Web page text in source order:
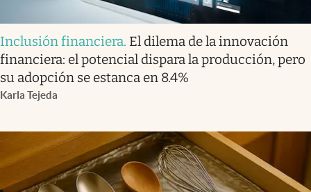
Inclusión financiera. El dilema de la innovación
financiera: el potencial dispara la producción, pero
su adopción se estanca en 8.4%
Karla Tejeda